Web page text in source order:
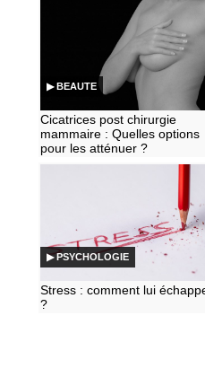
▶ BEAUTE
Cicatrices post chirurgie
mammaire : Quelles options
pour les atténuer ?
▶ PSYCHOLOGIE
Stress : comment lui
?